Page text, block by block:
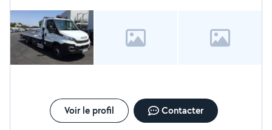
Amortisseurs Batterie Et bien plus encore ! Des prix très
bas toute l'année, sans compromis sur la qualité. Faire
appel à un professionnel, c'est avant tout une question
de sécurité. Chez Easy Car Concept : Travail soigné
Pièces de qualité Prestations garanties avec facture
n'ont pas de prix. Contactez-nous dès maintenant pour
un devis rapide ! Easy Car Concept La qualité au juste
prix à Saint-Jean-de-Braye.
Voir le profil Contacter